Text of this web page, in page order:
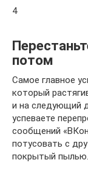
4
потом
Самое главное
который
и на следующий
успеваете
сообщений
потусовать с
покрытый пылью.